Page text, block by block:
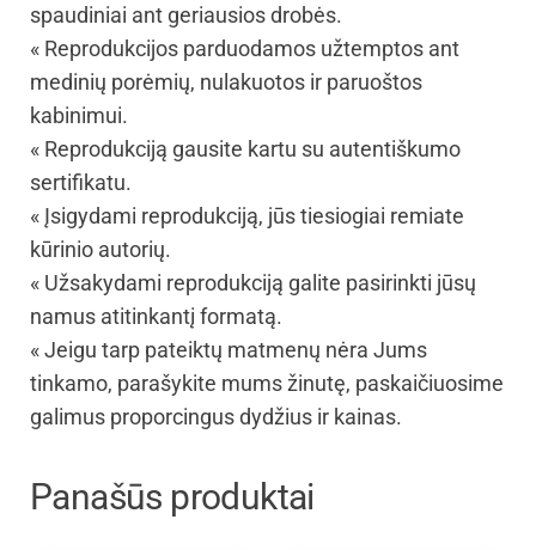
spaudiniai ant geriausios drobės.
« Reprodukcijos parduodamos užtemptos ant
medinių porėmių, nulakuotos ir paruoštos
kabinimui.
« Reprodukciją gausite kartu su autentiškumo
sertifikatu.
« Įsigydami reprodukciją, jūs tiesiogiai remiate
kūrinio autorių.
« Užsakydami reprodukciją galite pasirinkti jūsų
namus atitinkantį formatą.
« Jeigu tarp pateiktų matmenų nėra Jums
tinkamo, parašykite mums žinutę, paskaičiuosime
galimus proporcingus dydžius ir kainas.
Panašūs produktai